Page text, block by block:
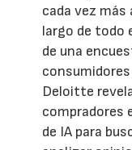
cada vez más
largo de todo
de una
Deloitte
compradores
de IA para